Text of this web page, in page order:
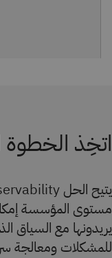
اتخِذ الخطوة
مستوى المؤسسة
يريدونها مع السياق
للمشكلات ومعالجة